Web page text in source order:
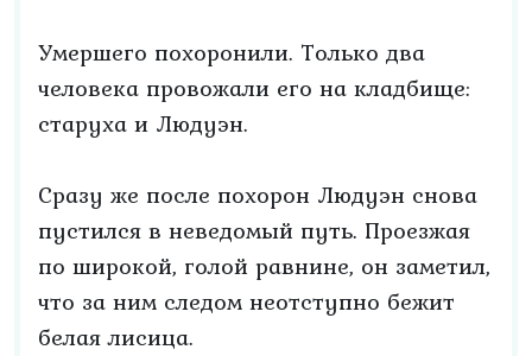
Умершего похоронили. Только два
человека провожали его на кладбище:
старуха и Людуэн.
Сразу же после похорон Людуэн снова
пустился в неведомый путь. Проезжая
по широкой, голой равнине, он заметил,
что за ним следом неотступно бежит
белая лисица.